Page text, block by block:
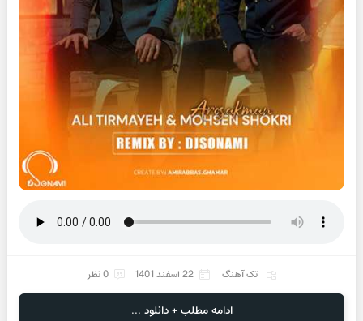
تک آهنگ 22 اسفند 1401 0 نظر
ادامه مطلب + دانلود ...